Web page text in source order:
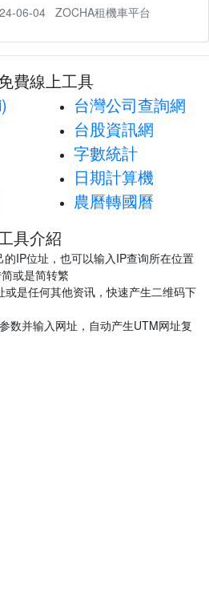
06-04
ZOCHA租機車平台
費線上工具
台灣公司查詢網
台股資訊網
字數統計
日期計算機
農曆轉國曆
具介紹
的IP位址，也可以输入IP查询所在位置
或是简转繁
或是任何其他资讯，快速产生二维码下
数并输入网址，自动产生UTM网址复